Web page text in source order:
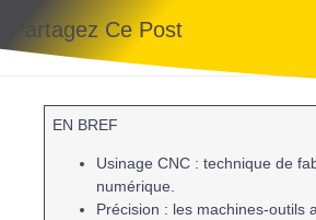
Partagez Ce Post
EN BREF
Usinage CNC : technique de
numérique.
Précision : les machines-outils